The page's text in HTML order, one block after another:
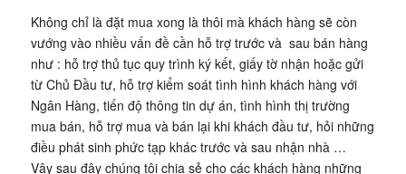
Không chỉ là đặt mua xong là thôi mà khách hàng sẽ còn
vướng vào nhiều vấn đề cần hỗ trợ trước và sau bán hàng
như : hỗ trợ thủ tục quy trình ký kết, giấy tờ nhận hoặc gửi
từ Chủ Đầu tư, hỗ trợ kiểm soát tình hình khách hàng với
Ngân Hàng, tiến độ thông tin dự án, tình hình thị trường
mua bán, hỗ trợ mua và bán lại khi khách đầu tư, hỏi những
điều phát sinh phức tạp khác trước và sau nhận nhà …
Vậy sau đây chúng tôi chia sẻ cho các khách hàng những